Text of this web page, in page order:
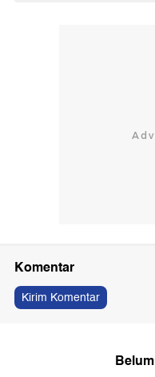
Komentar
Kirim Komentar